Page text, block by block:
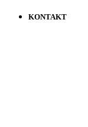
på
KONTAKT